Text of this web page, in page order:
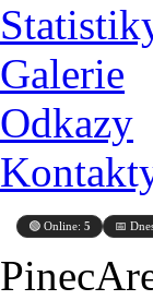
Galerie
Odkazy
🟢 Online: 5 📅